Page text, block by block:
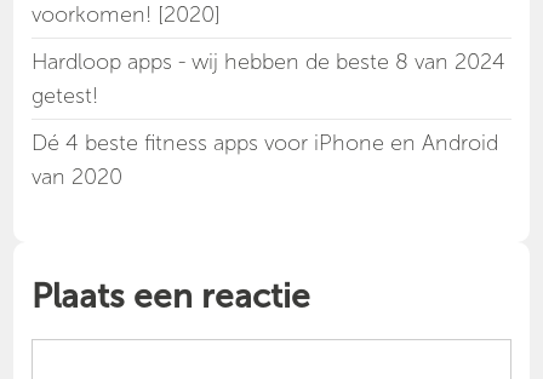
voorkomen! [2020]
Hardloop apps - wij hebben de beste 8 van 2024
getest!
Dé 4 beste fitness apps voor iPhone en Android
van 2020
Plaats een reactie